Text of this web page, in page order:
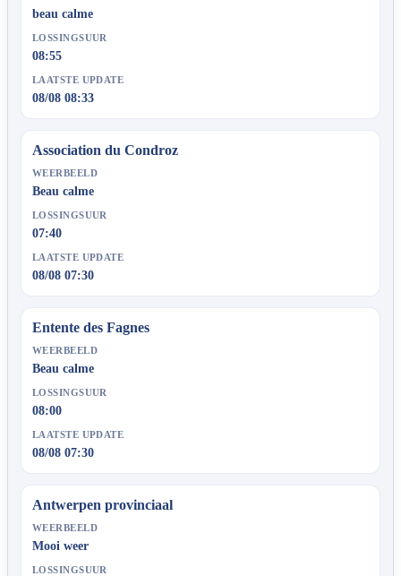
beau calme
LOSSINGSUUR
08:55
LAATSTE UPDATE
08/08 08:33
Association du Condroz
WEERBEELD
Beau calme
LOSSINGSUUR
07:40
LAATSTE UPDATE
08/08 07:30
Entente des Fagnes
WEERBEELD
Beau calme
LOSSINGSUUR
08:00
LAATSTE UPDATE
08/08 07:30
Antwerpen provinciaal
WEERBEELD
Mooi weer
LOSSINGSUUR